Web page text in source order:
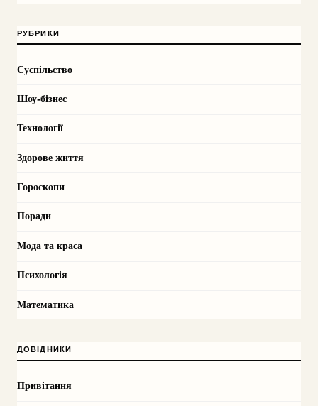
РУБРИКИ
Суспільство
Шоу-бізнес
Технології
Здорове життя
Гороскопи
Поради
Мода та краса
Психологія
Математика
ДОВІДНИКИ
Привітання